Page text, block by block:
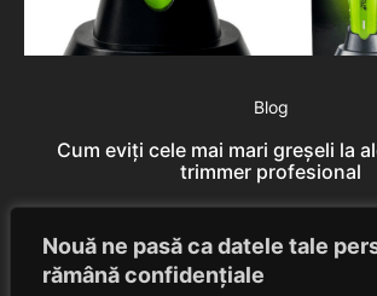
Nouă ne pasă ca datele tale
rămână confidențiale
Blog
Cum eviți cele mai mari greșeli la
trimmer profesional
Rares Szabo August 7,